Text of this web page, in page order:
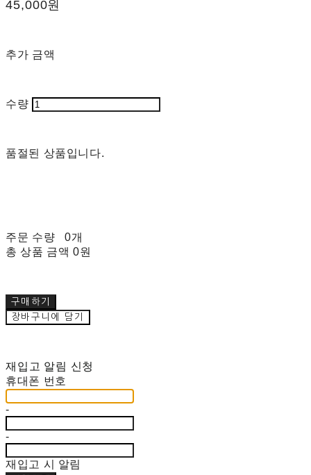
45,000원
추가 금액
수량
품절된 상품입니다.
주문 수량
0개
총 상품 금액 0원
구매하기
장바구니에 담기
재입고 알림 신청
휴대폰 번호
-
-
재입고 시 알림